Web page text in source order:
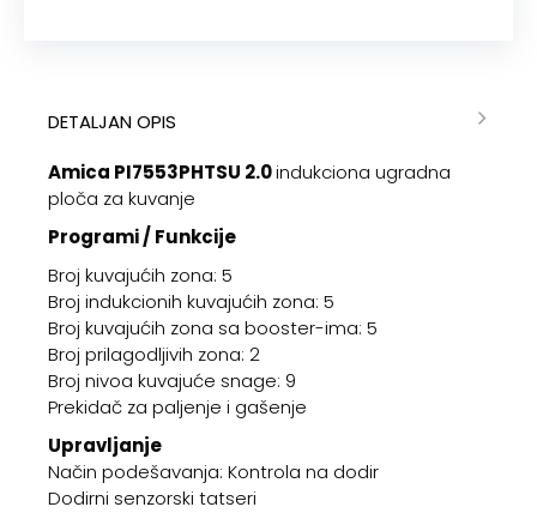
DETALJAN OPIS
Amica PI7553PHTSU 2.0indukciona ugradna
ploča za kuvanje
Programi / Funkcije
Broj kuvajućih zona: 5
Broj indukcionih kuvajućih zona: 5
Broj kuvajućih zona sa booster-ima: 5
Broj prilagodljivih zona: 2
Broj nivoa kuvajuće snage: 9
Prekidač za paljenje i gašenje
Upravljanje
Način podešavanja: Kontrola na dodir
Dodirni senzorski tatseri